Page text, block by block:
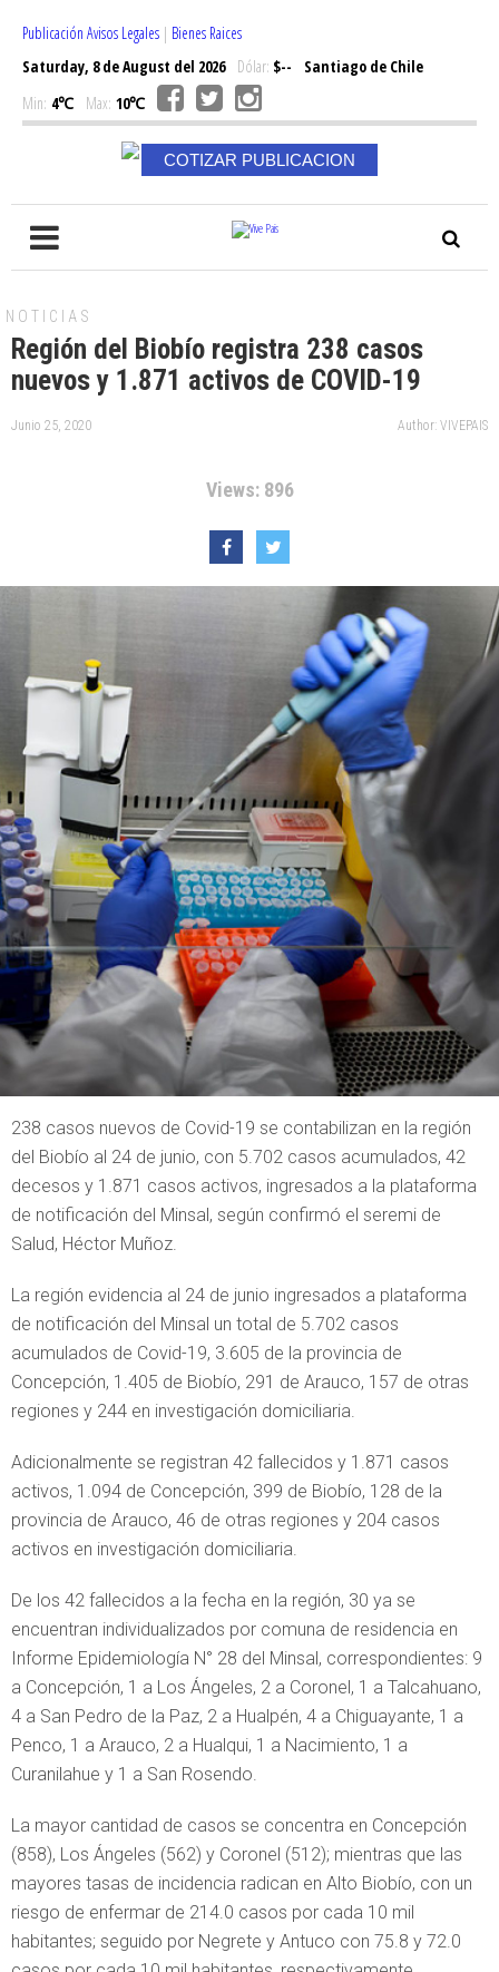
Publicación Avisos Legales | Bienes Raices
Saturday, 8 de August del 2026Dólar: $--
Santiago de Chile
Min: 4℃ Max: 10℃
COTIZAR PUBLICACION
NOTICIAS
Región del Biobío registra 238 casos
nuevos y 1.871 activos de COVID-19
Junio 25, 2020 Author: VIVEPAIS
Views: 896
238 casos nuevos de Covid-19 se contabilizan en la región
del Biobío al 24 de junio, con 5.702 casos acumulados, 42
decesos y 1.871 casos activos, ingresados a la plataforma
de notificación del Minsal, según confirmó el seremi de
Salud, Héctor Muñoz.
La región evidencia al 24 de junio ingresados a plataforma
de notificación del Minsal un total de 5.702 casos
acumulados de Covid-19, 3.605 de la provincia de
Concepción, 1.405 de Biobío, 291 de Arauco, 157 de otras
regiones y 244 en investigación domiciliaria.
Adicionalmente se registran 42 fallecidos y 1.871 casos
activos, 1.094 de Concepción, 399 de Biobío, 128 de la
provincia de Arauco, 46 de otras regiones y 204 casos
activos en investigación domiciliaria.
De los 42 fallecidos a la fecha en la región, 30 ya se
encuentran individualizados por comuna de residencia en
Informe Epidemiología N° 28 del Minsal, correspondientes: 9
a Concepción, 1 a Los Ángeles, 2 a Coronel, 1 a Talcahuano,
4 a San Pedro de la Paz, 2 a Hualpén, 4 a Chiguayante, 1 a
Penco, 1 a Arauco, 2 a Hualqui, 1 a Nacimiento, 1 a
Curanilahue y 1 a San Rosendo.
La mayor cantidad de casos se concentra en Concepción
(858), Los Ángeles (562) y Coronel (512); mientras que las
mayores tasas de incidencia radican en Alto Biobío, con un
riesgo de enfermar de 214.0 casos por cada 10 mil
habitantes; seguido por Negrete y Antuco con 75.8 y 72.0